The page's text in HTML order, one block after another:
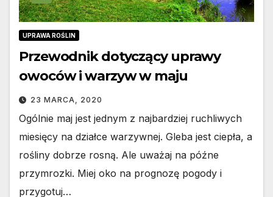
UPRAWA ROŚLIN
Przewodnik dotyczący uprawy
owoców i warzyw w maju
23 MARCA, 2020
Ogólnie maj jest jednym z najbardziej ruchliwych
miesięcy na działce warzywnej. Gleba jest ciepła, a
rośliny dobrze rosną. Ale uważaj na późne
przymrozki. Miej oko na prognozę pogody i
przygotuj…